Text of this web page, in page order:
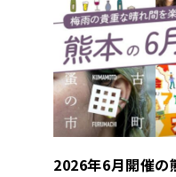
2026年6月開催の